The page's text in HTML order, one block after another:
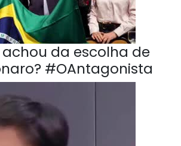
achou da escolha de
#OAntagonista